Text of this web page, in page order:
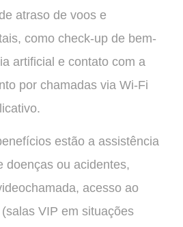
atraso de voos e
como check-up de bem-
artificial e contato com a
por chamadas via Wi-Fi
estão a assistência
doenças ou acidentes,
acesso ao
VIP em situações